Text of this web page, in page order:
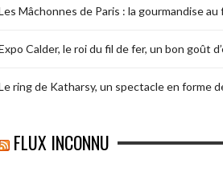
Mâchonnes de Paris : la gourmandise au
Calder, le roi du fil de fer, un bon goût
ring de Katharsy, un spectacle en forme
FLUX INCONNU